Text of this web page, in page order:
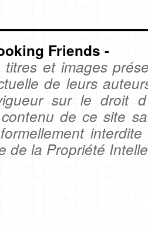
Friends -
titres et images
de leurs
sur le droit
de ce site
de la Propriété